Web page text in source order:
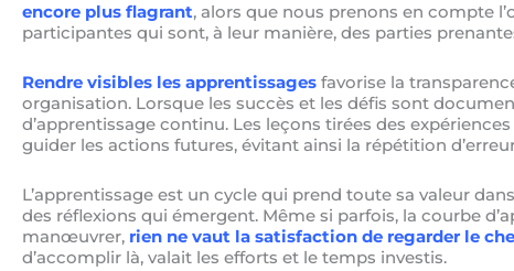
encore plus flagrant, alors que nous prenons en compte
participantes qui sont, à leur manière, des parties
Rendre visibles les apprentissages favorise la
organisation. Lorsque les succès et les défis sont
d’apprentissage continu. Les leçons tirées des
guider les actions futures, évitant ainsi la répétition
L’apprentissage est un cycle qui prend toute sa valeur
des réflexions qui émergent. Même si parfois, la courbe
manœuvrer, rien ne vaut la satisfaction de regarder le
d’accomplir là, valait les efforts et le temps investis.